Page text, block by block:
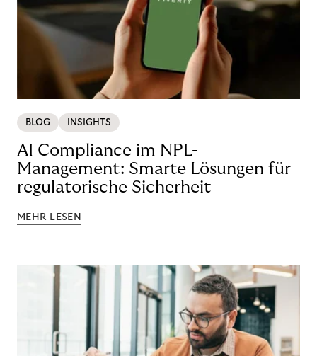
BLOG INSIGHTS
AI Compliance im NPL-
Management: Smarte Lösungen für
regulatorische Sicherheit
MEHR LESEN